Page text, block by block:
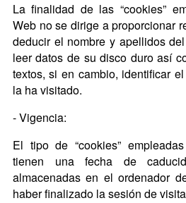
La finalidad de las “cookies”
Web no se dirige a proporcionar
deducir el nombre y apellidos
leer datos de su disco duro así
textos, si en cambio, identificar
la ha visitado.
- Vigencia:
El tipo de “cookies”
tienen una fecha de
almacenadas en el ordenador
haber finalizado la sesión de